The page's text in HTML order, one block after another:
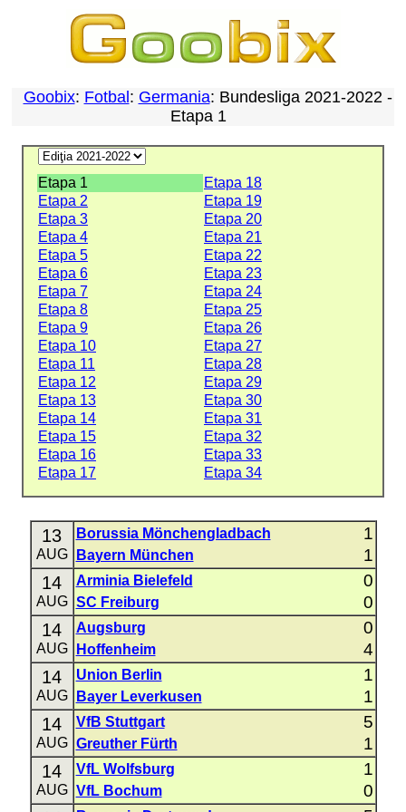
Goobix: Fotbal : Germania: Bundesliga 2021-2022 -
Etapa 1
Etapa 1
Etapa 18
Etapa 2
Etapa 19
Etapa 3
Etapa 20
Etapa 4
Etapa 21
Etapa 5
Etapa 22
Etapa 6
Etapa 23
Etapa 7
Etapa 24
Etapa 8
Etapa 25
Etapa 9
Etapa 26
Etapa 10
Etapa 27
Etapa 11
Etapa 28
Etapa 12
Etapa 29
Etapa 13
Etapa 30
Etapa 14
Etapa 31
Etapa 15
Etapa 32
Etapa 16
Etapa 33
Etapa 17
Etapa 34
13
AUG
Borussia Mönchengladbach 1
Bayern München 1
14
AUG
Arminia Bielefeld 0
SC Freiburg 0
14
AUG
Augsburg 0
Hoffenheim 4
14
AUG
Union Berlin 1
Bayer Leverkusen 1
14
AUG
VfB Stuttgart 5
Greuther Fürth 1
14
AUG
VfL Wolfsburg 1
VfL Bochum 0